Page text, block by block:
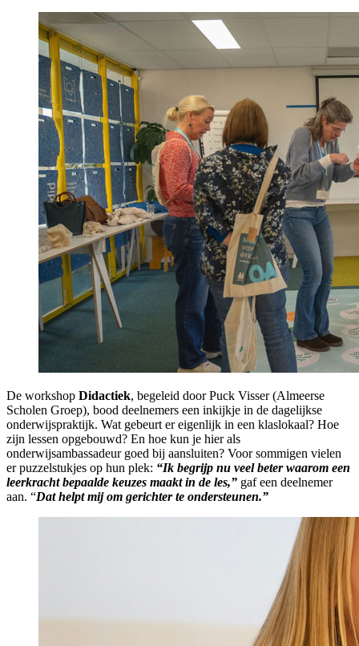
De workshop Didactiek, begeleid door Puck Visser (Almeerse
Scholen Groep), bood deelnemers een inkijkje in de dagelijkse
onderwijspraktijk. Wat gebeurt er eigenlijk in een klaslokaal? Hoe
zijn lessen opgebouwd? En hoe kun je hier als
onderwijsambassadeur goed bij aansluiten? Voor sommigen vielen
er puzzelstukjes op hun plek: “Ik begrijp nu veel beter waarom een
leerkracht bepaalde keuzes maakt in de les,” gaf een deelnemer
aan. “Dat helpt mij om gerichter te ondersteunen.”